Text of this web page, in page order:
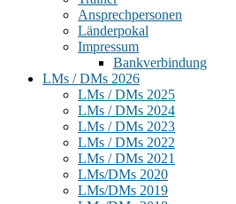
Ansprechpersonen
Länderpokal
Impressum
Bankverbindung
LMs / DMs 2026
LMs / DMs 2025
LMs / DMs 2024
LMs / DMs 2023
LMs / DMs 2022
LMs / DMs 2021
LMs/DMs 2020
LMs/DMs 2019